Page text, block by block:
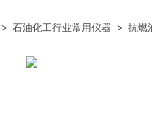
> 石油化工行业常用仪器 > 抗燃